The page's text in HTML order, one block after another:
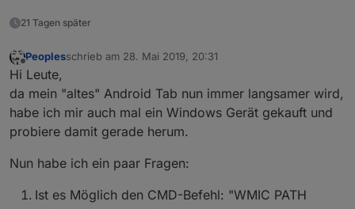
21 Tagen später
Offline
Peoplesschrieb am 28. Mai 2019, 20:31
zuletzt editiert von
Hi Leute,
da mein "altes" Android Tab nun immer langsamer wird,
habe ich mir auch mal ein Windows Gerät gekauft und
probiere damit gerade herum.
Nun habe ich ein paar Fragen:
Ist es Möglich den CMD-Befehl: "WMIC PATH